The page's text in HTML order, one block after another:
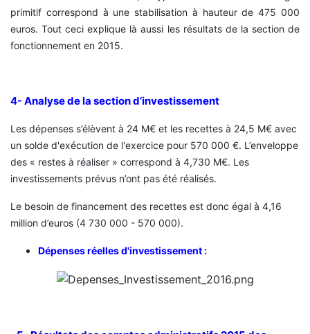
primitif correspond à une stabilisation à hauteur de 475 000
euros. Tout ceci explique là aussi les résultats de la section de
fonctionnement en 2015.
4- ​Analyse de la section d’investissement
Les dépenses s’élèvent à 24 M€ et les recettes à 24,5 M€ avec
un solde d'exécution de l'exercice pour 570 000 €. L’enveloppe
des « restes à réaliser » correspond à 4,730 M€. Les
investissements prévus n’ont pas été réalisés.
Le besoin de financement des recettes est donc égal à 4,16
million d’euros (4 730 000 - 570 000).
Dépenses réelles d'investissement :